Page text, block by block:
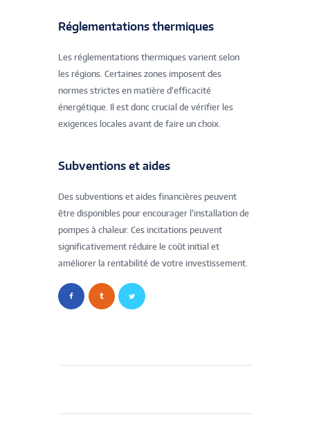
Réglementations thermiques
Les réglementations thermiques varient selon
les régions. Certaines zones imposent des
normes strictes en matière d’efficacité
énergétique. Il est donc crucial de vérifier les
exigences locales avant de faire un choix.
Subventions et aides
Des subventions et aides financières peuvent
être disponibles pour encourager l’installation de
pompes à chaleur. Ces incitations peuvent
significativement réduire le coût initial et
améliorer la rentabilité de votre investissement.